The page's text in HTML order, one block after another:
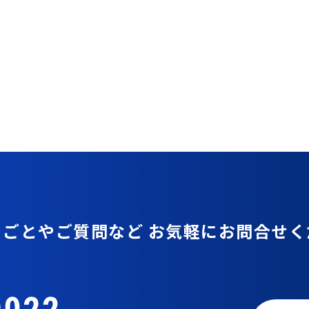
とやご質問など お気軽にお問合せ